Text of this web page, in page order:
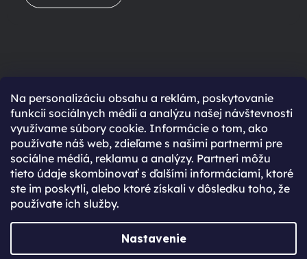
Na personalizáciu obsahu a reklám, poskytovanie
funkcií sociálnych médií a analýzu našej návštevnosti
využívame súbory cookie. Informácie o tom, ako
používate náš web, zdieľame s našimi partnermi pre
sociálne médiá, reklamu a analýzy. Partneri môžu
tieto údaje skombinovať s ďalšími informáciami, ktoré
ste im poskytli, alebo ktoré získali v dôsledku toho, že
používate ich služby.
Nastavenie
Ešte nemáte účet?
Rýchlejší nákup vďaka uloženým údajom
Prehľad o stave objednávky
Kompletná história objednávok
Špeciálne akcie, novinky a zľavy pre registrovaných